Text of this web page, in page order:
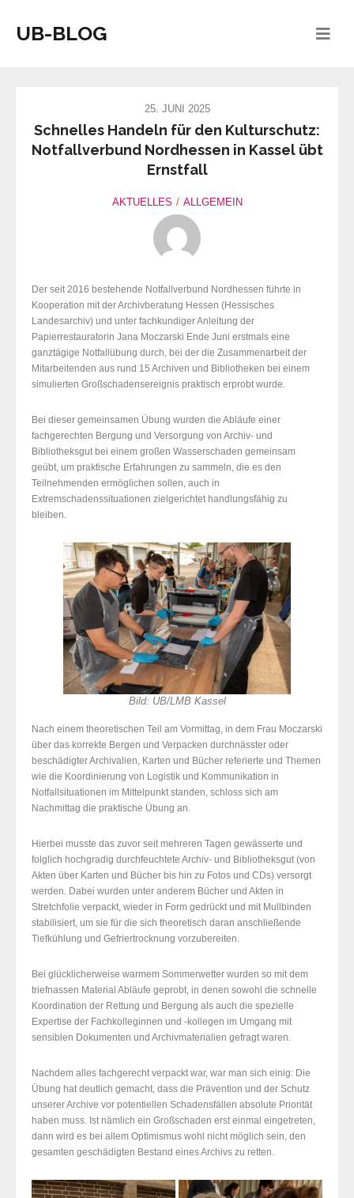
UB-BLOG
25. JUNI 2025
Schnelles Handeln für den Kulturschutz:
Notfallverbund Nordhessen in Kassel übt
Ernstfall
AKTUELLES ALLGEMEIN
Der seit 2016 bestehende Notfallverbund Nordhessen führte in
Kooperation mit der Archivberatung Hessen (Hessisches
Landesarchiv) und unter fachkundiger Anleitung der
Papierrestauratorin Jana Moczarski Ende Juni erstmals eine
ganztägige Notfallübung durch, bei der die Zusammenarbeit der
Mitarbeitenden aus rund 15 Archiven und Bibliotheken bei einem
simulierten Großschadensereignis praktisch erprobt wurde.
Bei dieser gemeinsamen Übung wurden die Abläufe einer
fachgerechten Bergung und Versorgung von Archiv- und
Bibliotheksgut bei einem großen Wasserschaden gemeinsam
geübt, um praktische Erfahrungen zu sammeln, die es den
Teilnehmenden ermöglichen sollen, auch in
Extremschadenssituationen zielgerichtet handlungsfähig zu
bleiben.
Bild: UB/LMB Kassel
Nach einem theoretischen Teil am Vormittag, in dem Frau Moczarski
über das korrekte Bergen und Verpacken durchnässter oder
beschädigter Archivalien, Karten und Bücher referierte und Themen
wie die Koordinierung von Logistik und Kommunikation in
Notfallsituationen im Mittelpunkt standen, schloss sich am
Nachmittag die praktische Übung an.
Hierbei musste das zuvor seit mehreren Tagen gewässerte und
folglich hochgradig durchfeuchtete Archiv- und Bibliotheksgut (von
Akten über Karten und Bücher bis hin zu Fotos und CDs) versorgt
werden. Dabei wurden unter anderem Bücher und Akten in
Stretchfolie verpackt, wieder in Form gedrückt und mit Mullbinden
stabilisiert, um sie für die sich theoretisch daran anschließende
Tiefkühlung und Gefriertrocknung vorzubereiten.
Bei glücklicherweise warmem Sommerwetter wurden so mit dem
triefnassen Material Abläufe geprobt, in denen sowohl die schnelle
Koordination der Rettung und Bergung als auch die spezielle
Expertise der Fachkolleginnen und -kollegen im Umgang mit
sensiblen Dokumenten und Archivmaterialien gefragt waren.
Nachdem alles fachgerecht verpackt war, war man sich einig: Die
Übung hat deutlich gemacht, dass die Prävention und der Schutz
unserer Archive vor potentiellen Schadensfällen absolute Priorität
haben muss. Ist nämlich ein Großschaden erst einmal eingetreten,
dann wird es bei allem Optimismus wohl nicht möglich sein, den
gesamten geschädigten Bestand eines Archivs zu retten.